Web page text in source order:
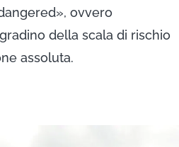
ovvero
della scala di rischio
assoluta.